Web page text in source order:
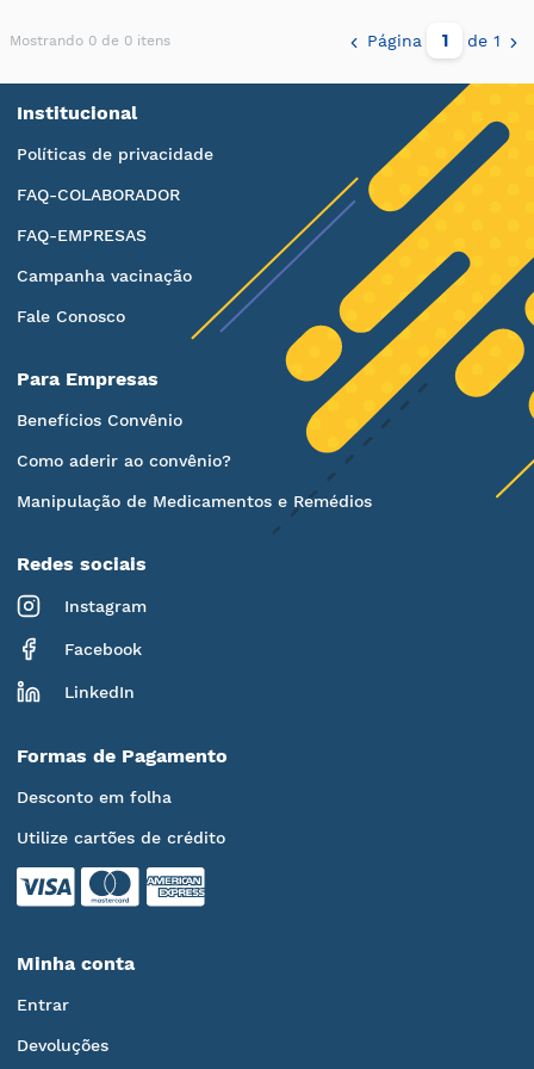
Mostrando 0 de 0 itens Página de 1
Institucional
Políticas de privacidade
FAQ-COLABORADOR
FAQ-EMPRESAS
Campanha vacinação
Fale Conosco
Para Empresas
Benefícios Convênio
Como aderir ao convênio?
Manipulação de Medicamentos e Remédios
Redes sociais
Instagram
Facebook
LinkedIn
Formas de Pagamento
Desconto em folha
Utilize cartões de crédito
Minha conta
Entrar
Devoluções